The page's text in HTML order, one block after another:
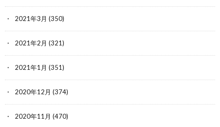
2021年3月 (350)
2021年2月 (321)
2021年1月 (351)
2020年12月 (374)
2020年11月 (470)